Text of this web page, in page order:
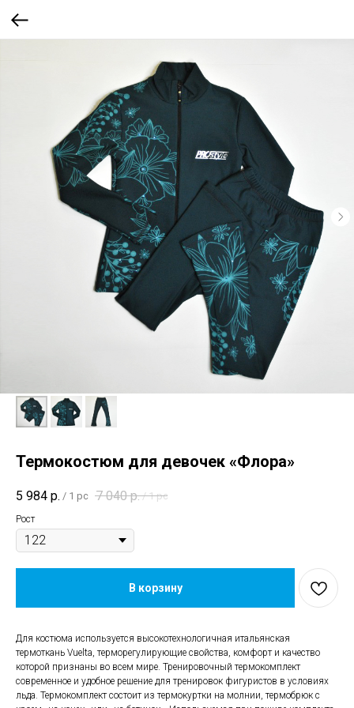
Термокостюм для девочек «Флора»
5 984 р. / 1 pc 7 040 р. / 1 pc
Рост
В корзину
Для костюма используется высокотехнологичная итальянская
термоткань Vuelta, терморегулирующие свойства, комфорт и качество
которой признаны во всем мире. Тренировочный термокомплект
современное и удобное решение для тренировок фигуристов в условиях
льда. Термокомплект состоит из термокуртки на молнии, термобрюк с